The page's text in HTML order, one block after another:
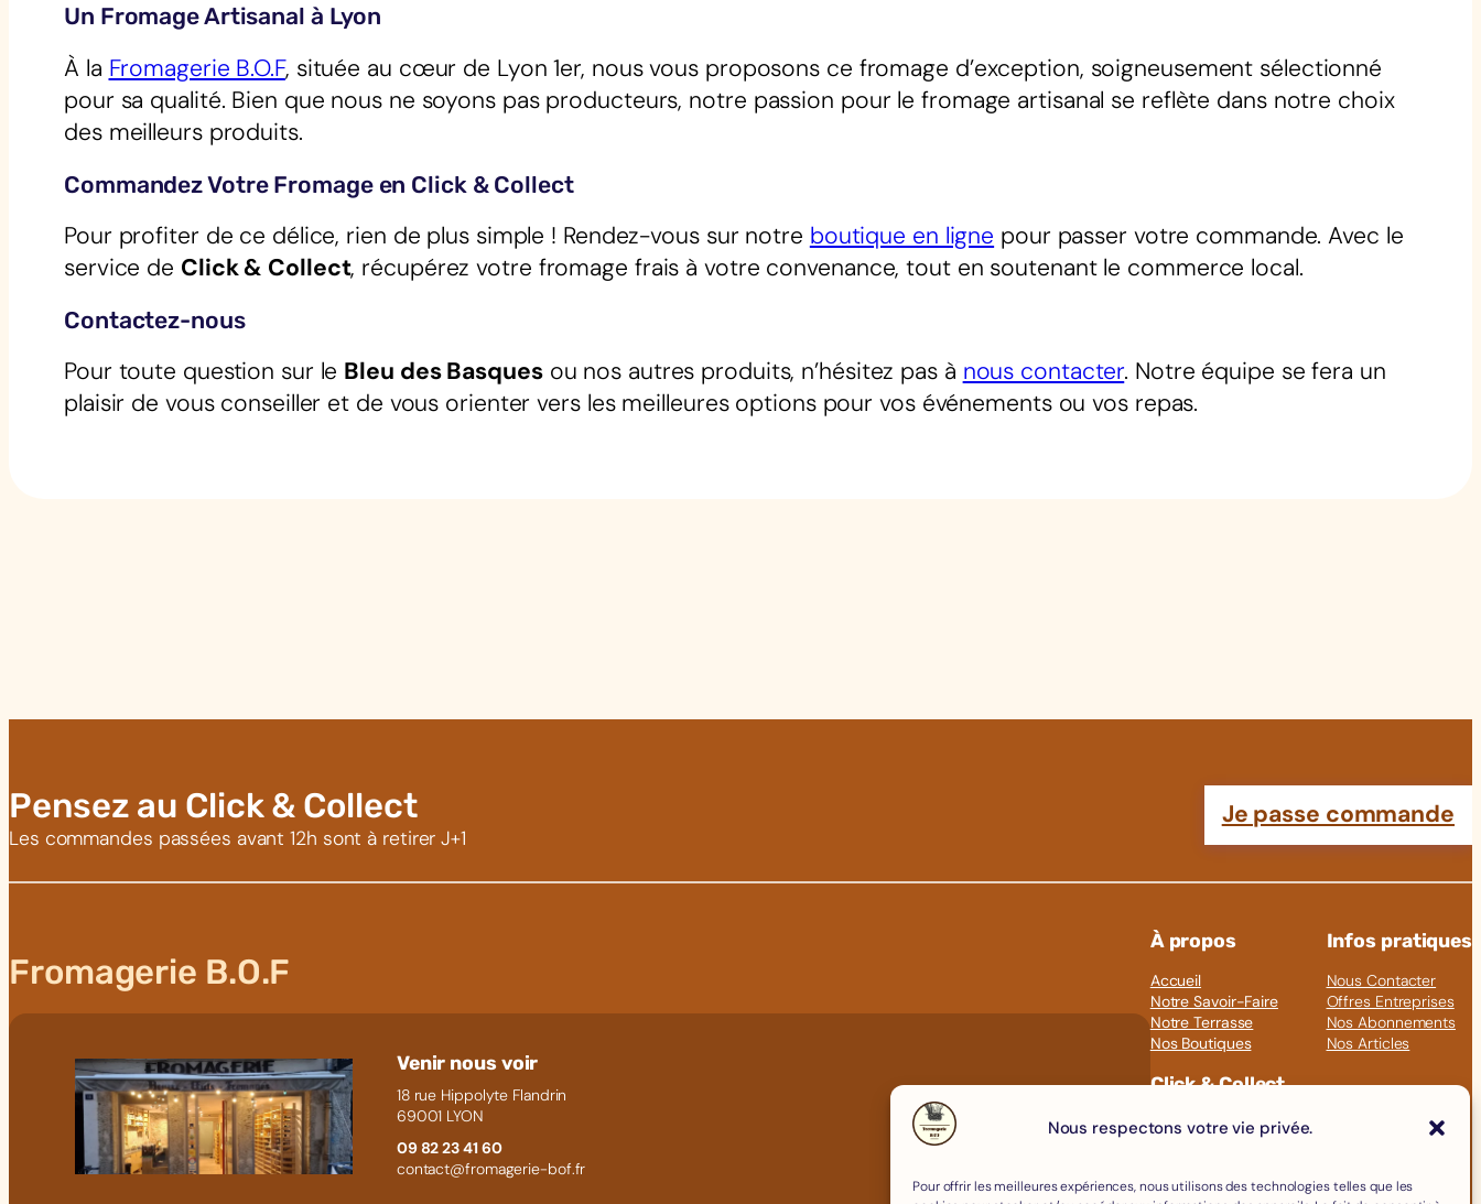
Nous respectons votre vie privée.
Pour offrir les meilleures expériences, nous utilisons des technologies telles que les
Un Fromage Artisanal à Lyon
À la Fromagerie B.O.F, située au cœur de Lyon 1er, nous vous proposons ce fromage d’exception, soigneusement sélectionné
pour sa qualité. Bien que nous ne soyons pas producteurs, notre passion pour le fromage artisanal se reflète dans notre choix
des meilleurs produits.
Commandez Votre Fromage en Click & Collect
Pour profiter de ce délice, rien de plus simple ! Rendez-vous sur notre boutique en ligne pour passer votre commande. Avec le
service de Click & Collect, récupérez votre fromage frais à votre convenance, tout en soutenant le commerce local.
Contactez-nous
Pour toute question sur le Bleu des Basquesou nos autres produits, n’hésitez pas à nous contacter. Notre équipe se fera un
plaisir de vous conseiller et de vous orienter vers les meilleures options pour vos événements ou vos repas.
Pensez au Click & Collect
Les commandes passées avant 12h sont à retirer J+1
Je passe commande
Fromagerie B.O.F
Venir nous voir
18 rue Hippolyte Flandrin
69001 LYON
09 82 23 41 60
contact@fromagerie-bof.fr
À propos
Accueil
Notre Savoir-Faire
Notre Terrasse
Nos Boutiques
Infos pratiques
Nous Contacter
Offres Entreprises
Nos Abonnements
Nos Articles
Click & Collect
Fromages
Épicerie Fine